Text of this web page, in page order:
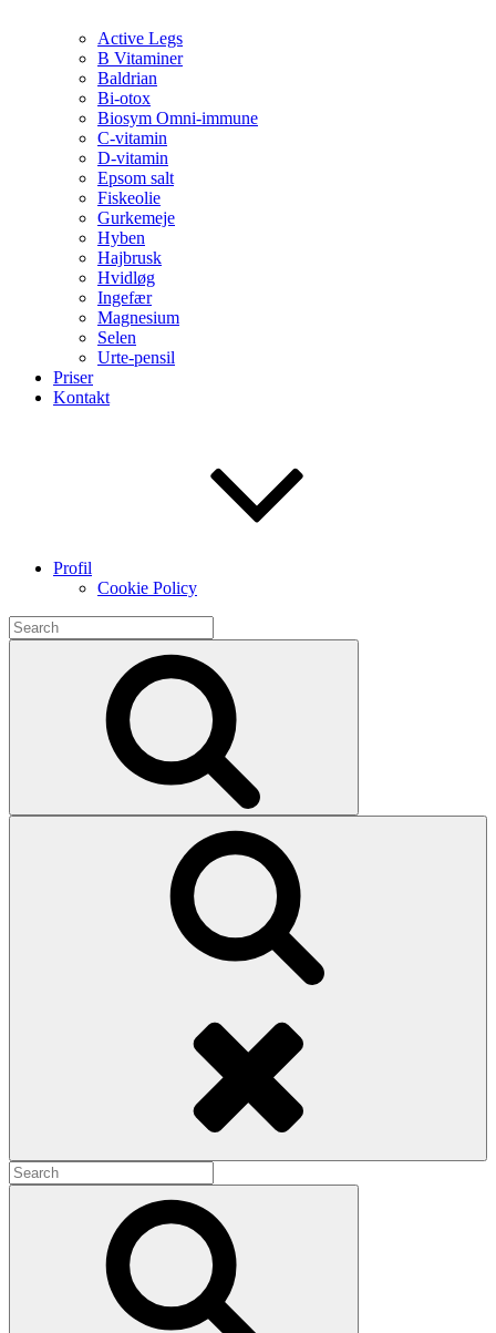
Active Legs
B Vitaminer
Baldrian
Bi-otox
Biosym Omni-immune
C-vitamin
D-vitamin
Epsom salt
Fiskeolie
Gurkemeje
Hyben
Hajbrusk
Hvidløg
Ingefær
Magnesium
Selen
Urte-pensil
Priser
Kontakt
Profil
Cookie Policy
Search
for:
Search
for: